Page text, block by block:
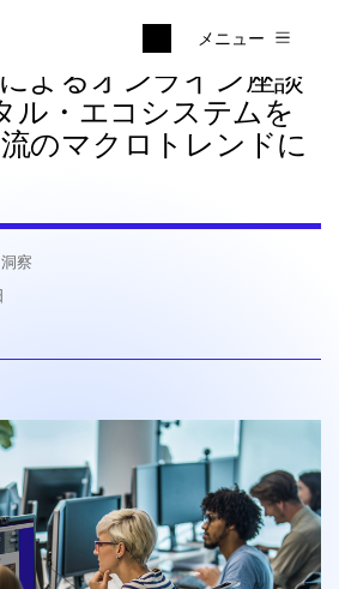
メニュー
よるオンライン座談
ル・エコシステムを
のマクロトレンドに
察